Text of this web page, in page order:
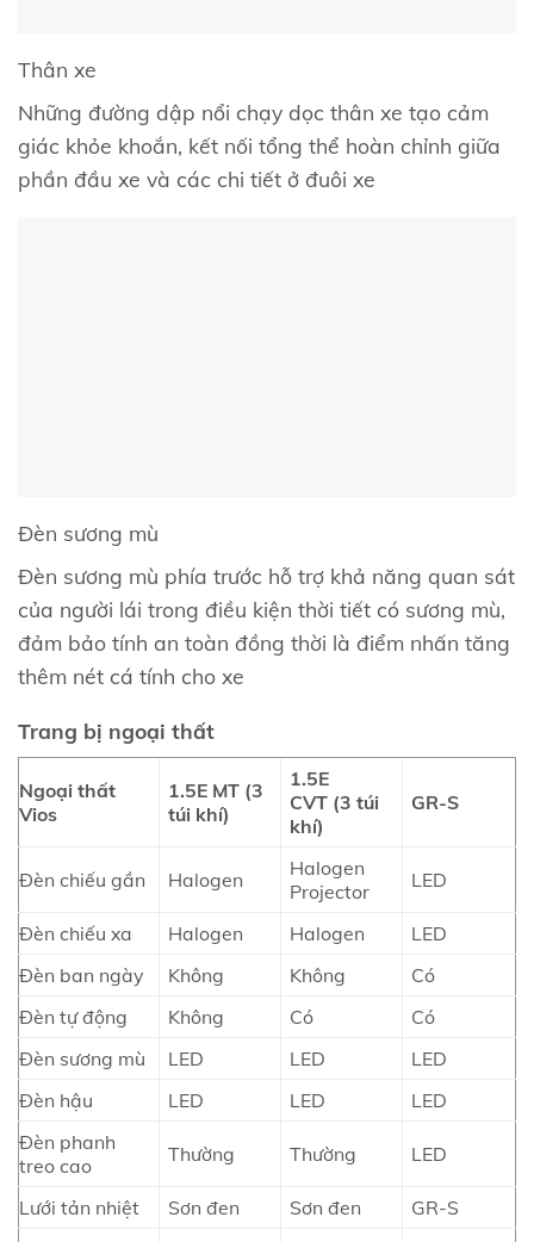
Thân xe
Những đường dập nổi chạy dọc thân xe tạo cảm
giác khỏe khoắn, kết nối tổng thể hoàn chỉnh giữa
phần đầu xe và các chi tiết ở đuôi xe
Đèn sương mù
Đèn sương mù phía trước hỗ trợ khả năng quan sát
của người lái trong điều kiện thời tiết có sương mù,
đảm bảo tính an toàn đồng thời là điểm nhấn tăng
thêm nét cá tính cho xe
Trang bị ngoại thất
Ngoại thất
Vios
1.5E MT (3
túi khí)
1.5E
CVT (3 túi
khí)
GR-S
Đèn chiếu gần Halogen
Halogen
Projector
LED
Đèn chiếu xa Halogen Halogen
LED
Đèn ban ngày
Không Không
Có
Đèn tự động
Không Có
Có
Đèn sương mù
LED LED
LED
Đèn hậu
LED LED
LED
Đèn phanh
treo cao
Thường Thường LED
Lưới tản nhiệt Sơn đen Sơn đen GR-S